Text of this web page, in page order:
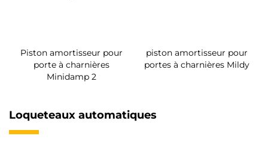
Piston amortisseur pour
porte à charnières
Minidamp 2
piston amortisseur pour
portes à charnières Mildy
Loqueteaux automatiques